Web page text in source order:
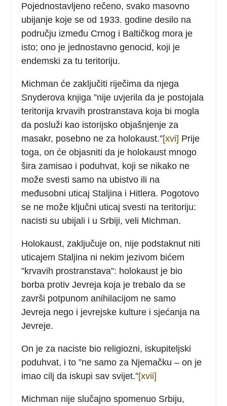
Pojednostavljeno rečeno, svako masovno
ubijanje koje se od 1933. godine desilo na
području između Crnog i Baltičkog mora je
isto; ono je jednostavno genocid, koji je
endemski za tu teritoriju.
Michman će zaključiti riječima da njega
Snyderova knjiga ”nije uvjerila da je postojala
teritorija krvavih prostranstava koja bi mogla
da posluži kao istorijsko objašnjenje za
masakr, posebno ne za holokaust.”[xvi] Prije
toga, on će objasniti da je holokaust mnogo
šira zamisao i poduhvat, koji se nikako ne
može svesti samo na ubistvo ili na
međusobni uticaj Staljina i Hitlera. Pogotovo
se ne može ključni uticaj svesti na teritoriju:
nacisti su ubijali i u Srbiji, veli Michman.
Holokaust, zaključuje on, nije podstaknut niti
uticajem Staljina ni nekim jezivom bićem
”krvavih prostranstava”: holokaust je bio
borba protiv Jevreja koja je trebalo da se
završi potpunom anihilacijom ne samo
Jevreja nego i jevrejske kulture i sjećanja na
Jevreje.
On je za naciste bio religiozni, iskupiteljski
poduhvat, i to ”ne samo za Njemačku – on je
imao cilj da iskupi sav svijet.”[xvii]
Michman nije slučajno spomenuo Srbiju,